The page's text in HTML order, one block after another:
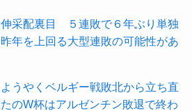
采配裏目 ５連敗で６年ぶり単独
年を上回る大型連敗の可能性があ
うやくベルギー戦敗北から立ち直
のW杯はアルゼンチン敗退で終わ